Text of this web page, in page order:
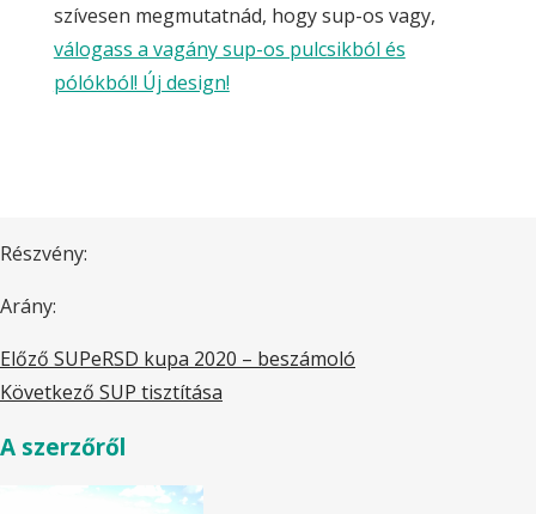
szívesen megmutatnád, hogy sup-os vagy,
válogass a vagány sup-os pulcsikból és
pólókból! Új design!
Részvény:
Arány:
Előző SUPeRSD kupa 2020 – beszámoló
Következő SUP tisztítása
A szerzőről